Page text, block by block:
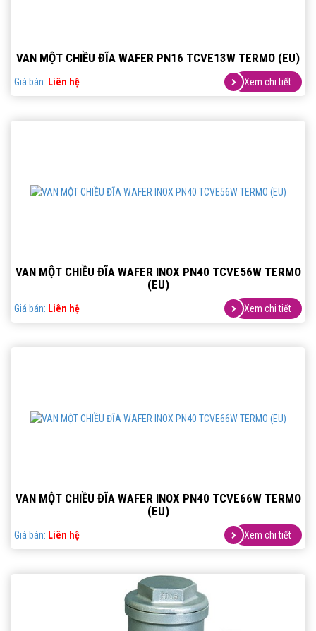
VAN MỘT CHIỀU ĐĨA WAFER PN16 TCVE13W TERMO (EU)
Giá bán: Liên hệ Xem chi tiết
VAN MỘT CHIỀU ĐĨA WAFER INOX PN40 TCVE56W TERMO
(EU)
Giá bán: Liên hệ Xem chi tiết
VAN MỘT CHIỀU ĐĨA WAFER INOX PN40 TCVE66W TERMO
(EU)
Giá bán: Liên hệ Xem chi tiết